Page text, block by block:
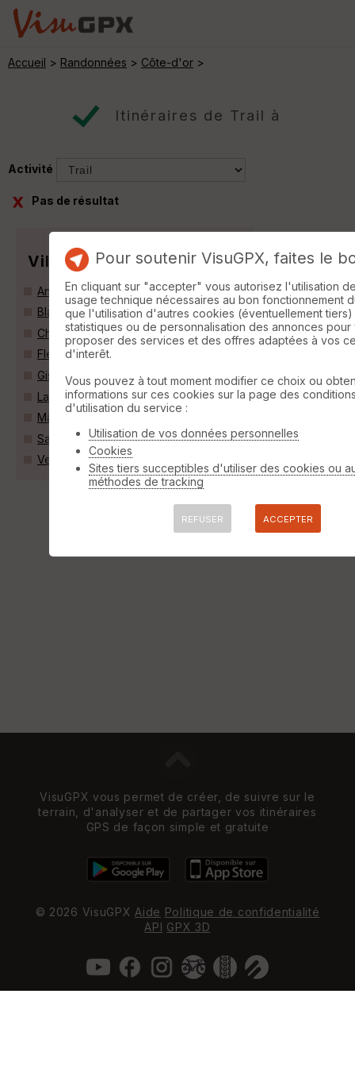
Accueil > Randonnées > Côte-d'or >
Itinéraires de Trail à
Activité
Pas de résultat
Villes
Ancey (21410)
Blaisy-Bas (21540)
Chamboeuf (21220)
Fleurey-sur-Ouche (21410)
Gissey-sur-Ouche (21410)
Lantenay (21370)
Mâlain (21410)
Sainte-Marie-sur-Ouche (21410)
Velars-sur-Ouche (21370)
VisuGPX vous permet de créer, de suivre sur le
terrain, d'analyser et de partager vos itinéraires
GPS de façon simple et gratuite
© 2026 VisuGPX Aide Politique de confidentialité
API GPX 3D
Pour soutenir VisuGPX, faites le
En cliquant sur "accepter" vous autorisez l'utilisation
usage technique nécessaires au bon fonctionnement
que l'utilisation d'autres cookies (éventuellement
statistiques ou de personnalisation des annonces pour
proposer des services et des offres adaptées à vos
d'interêt.
Vous pouvez à tout moment modifier ce choix ou
informations sur ces cookies sur la page des
d'utilisation du service :
Utilisation de vos données personnelles
Cookies
Sites tiers succeptibles d'utiliser des cookies ou
méthodes de tracking
REFUSER ACCEPTER